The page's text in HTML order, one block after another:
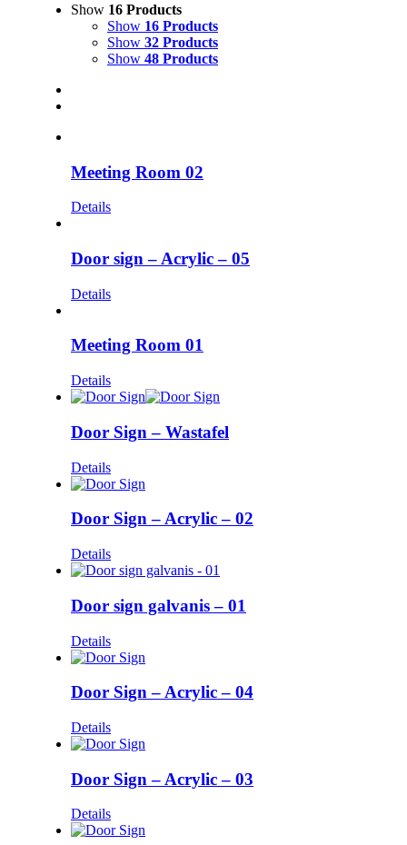
Show 16 Products
Show 16 Products
Show 32 Products
Show 48 Products
Meeting Room 02
Details
Door sign – Acrylic – 05
Details
Meeting Room 01
Details
Door Sign – Wastafel
Details
Door Sign – Acrylic – 02
Details
Door sign galvanis – 01
Details
Door Sign – Acrylic – 04
Details
Door Sign – Acrylic – 03
Details